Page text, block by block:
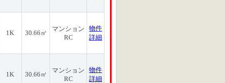
1K 30.66㎡
マンション
RC
物件
詳細
1K 30.66㎡
マンション
RC
物件
詳細